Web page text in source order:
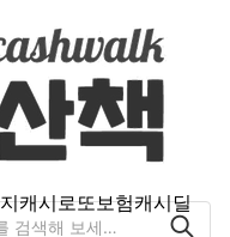
캐시로또보험캐시딜